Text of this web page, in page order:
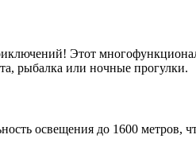
Этот
рыбалка или ночные прогулки.
освещения до 1600 метров,